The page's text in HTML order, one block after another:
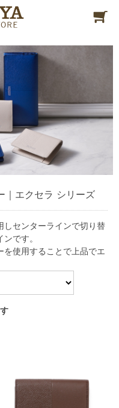
｜エクセラ シリーズ
しセンターラインで切り替
です。
を使用することで上品でエ